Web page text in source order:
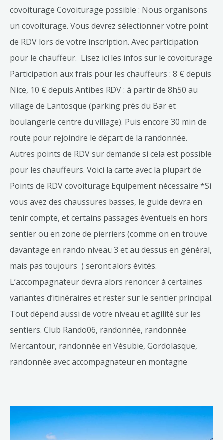
covoiturage Covoiturage possible : Nous organisons
un covoiturage. Vous devrez sélectionner votre point
de RDV lors de votre inscription. Avec participation
pour le chauffeur. Lisez ici les infos sur le covoiturage
Participation aux frais pour les chauffeurs : 8 € depuis
Nice, 10 € depuis Antibes RDV : à partir de 8h50 au
village de Lantosque (parking près du Bar et
boulangerie centre du village). Puis encore 30 min de
route pour rejoindre le départ de la randonnée.
Autres points de RDV sur demande si cela est possible
pour les chauffeurs. Voici la carte avec la plupart de
Points de RDV covoiturage Equipement nécessaire *Si
vous avez des chaussures basses, le guide devra en
tenir compte, et certains passages éventuels en hors
sentier ou en zone de pierriers (comme on en trouve
davantage en rando niveau 3 et au dessus en général,
mais pas toujours ) seront alors évités.
L’accompagnateur devra alors renoncer à certaines
variantes d’itinéraires et rester sur le sentier principal.
Tout dépend aussi de votre niveau et agilité sur les
sentiers. Club Rando06, randonnée, randonnée
Mercantour, randonnée en Vésubie, Gordolasque,
randonnée avec accompagnateur en montagne